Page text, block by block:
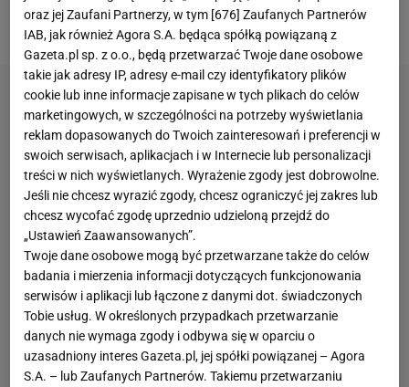
obserwujeAleksandra Buksęz Wisły Kraków.
oraz jej Zaufani Partnerzy, w tym [676] Zaufanych Partnerów
IAB, jak również Agora S.A. będąca spółką powiązaną z
Gazeta.pl sp. z o.o., będą przetwarzać Twoje dane osobowe
takie jak adresy IP, adresy e-mail czy identyfikatory plików
cookie lub inne informacje zapisane w tych plikach do celów
marketingowych, w szczególności na potrzeby wyświetlania
reklam dopasowanych do Twoich zainteresowań i preferencji w
swoich serwisach, aplikacjach i w Internecie lub personalizacji
treści w nich wyświetlanych. Wyrażenie zgody jest dobrowolne.
Jeśli nie chcesz wyrazić zgody, chcesz ograniczyć jej zakres lub
chcesz wycofać zgodę uprzednio udzieloną przejdź do
„Ustawień Zaawansowanych”.
Twoje dane osobowe mogą być przetwarzane także do celów
badania i mierzenia informacji dotyczących funkcjonowania
serwisów i aplikacji lub łączone z danymi dot. świadczonych
Tobie usług. W określonych przypadkach przetwarzanie
danych nie wymaga zgody i odbywa się w oparciu o
uzasadniony interes Gazeta.pl, jej spółki powiązanej – Agora
S.A. – lub Zaufanych Partnerów. Takiemu przetwarzaniu